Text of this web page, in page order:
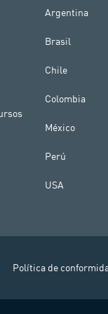
Argentina
Brasil
Chile
Colombia
México
Perú
USA
Política de